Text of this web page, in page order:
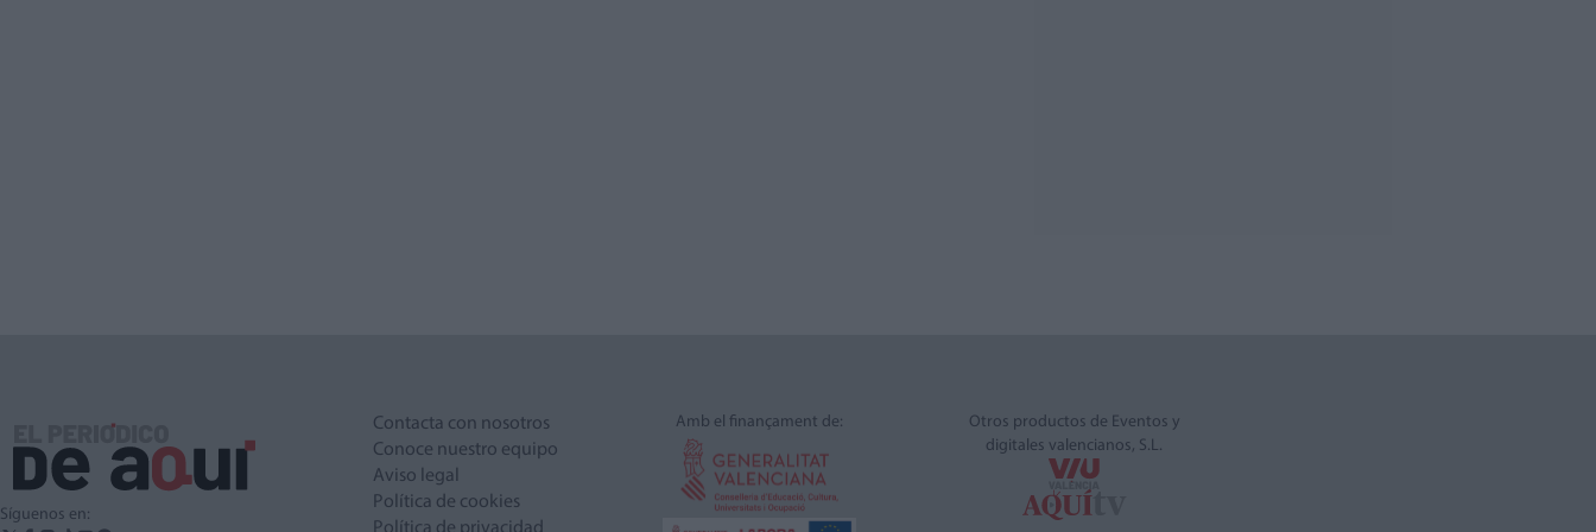
Síguenos en:
Contacta con nosotros
Conoce nuestro equipo
Aviso legal
Política de cookies
Amb el finançament de:
Otros productos de Eventos y
digitales valencianos, S.L.